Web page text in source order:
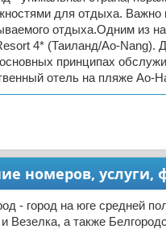
для отдыха. Важно
отдыха.Одним из
4* (Таиланд/Ao-Nang).
принципах
отель на пляже Ао-
номеров, услуги,
- город на юге средней
Везелка, а также